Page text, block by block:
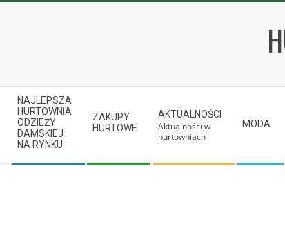
Secondary
Navigation
Menu
NAJLEPSZA
HURTOWNIA
ODZIEŻY
DAMSKIEJ
NA RYNKU
ZAKUPY
HURTOWE
AKTUALNOŚCI
Aktualności w
hurtowniach
MODA